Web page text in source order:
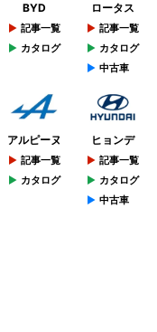
BYD
記事一覧
カタログ
ロータス
記事一覧
カタログ
中古車
アルピーヌ
記事一覧
カタログ
ヒョンデ
記事一覧
カタログ
中古車